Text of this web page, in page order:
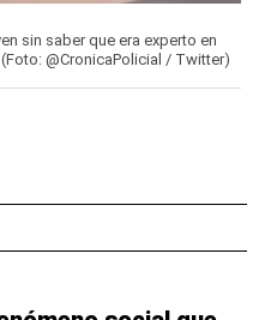
sin saber que era experto en
@CronicaPolicial / Twitter)